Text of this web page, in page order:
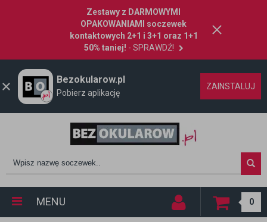
Zestawy z DARMOWYMI
OPAKOWANIAMI soczewek
kontaktowych 2+1 i 3+1 oraz 1+1
50% taniej! - SPRAWDŹ!
Bezokularow.pl
Pobierz aplikację
ZAINSTALUJ
MENU 0